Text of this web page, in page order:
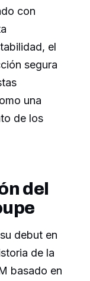
con
el
segura
una
de los
del
debut en
de la
basado en